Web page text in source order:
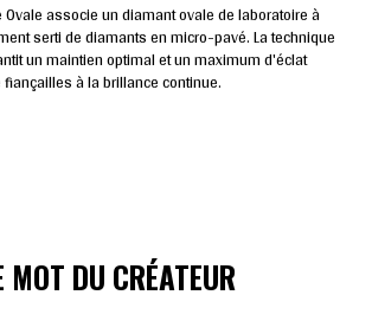
Ovale associe un diamant ovale de laboratoire à
serti de diamants en micro-pavé. La technique
un maintien optimal et un maximum d'éclat
à la brillance continue.
MOT DU CRÉATEUR